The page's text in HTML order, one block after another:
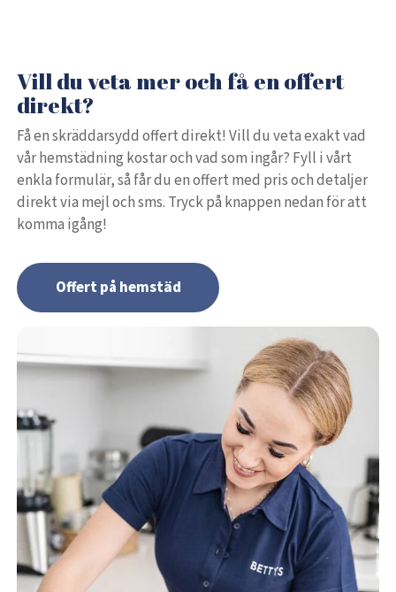
Vill du veta mer och få en offert
direkt?
Få en skräddarsydd offert direkt! Vill du veta exakt vad
vår hemstädning kostar och vad som ingår? Fyll i vårt
enkla formulär, så får du en offert med pris och detaljer
direkt via mejl och sms. Tryck på knappen nedan för att
komma igång!
Offert på hemstäd